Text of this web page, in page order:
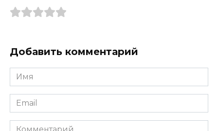
Добавить комментарий
Имя
*
Email
*
Комментарий